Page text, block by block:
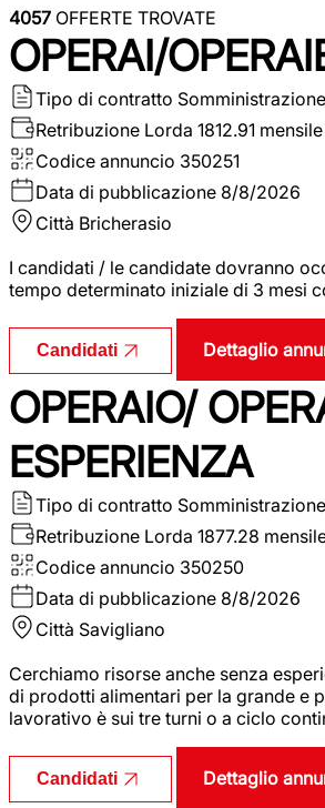
4057 OFFERTE TROVATE
OPERAI/
Tipo di contratto Somministrazione
Retribuzione Lorda 1812.91 mensile
Codice annuncio 350251
Data di pubblicazione 8/8/2026
Città Bricherasio
I candidati / le candidate dovranno
tempo determinato iniziale di 3 mesi
Candidati Dettaglio
OPERAIO/
ESPERIENZA
Tipo di contratto Somministrazione
Retribuzione Lorda 1877.28
Codice annuncio 350250
Data di pubblicazione 8/8/2026
Città Savigliano
Cerchiamo risorse anche senza
di prodotti alimentari per la grande e
lavorativo è sui tre turni o a ciclo
Candidati Dettaglio